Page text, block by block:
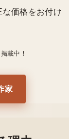
価格をお付け
載中！
家